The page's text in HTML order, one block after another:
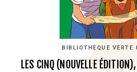
BIBLIOTHÈQUE VERTE
LES CINQ (NOUVELLE